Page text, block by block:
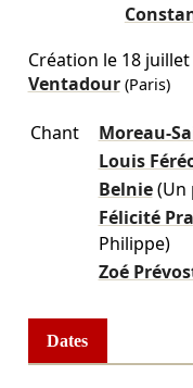
Création le 18 juillet
Ventadour(Paris)
Chant Moreau-
Louis
Belnie (Un
Félicité
Philippe)
Zoé
Dates